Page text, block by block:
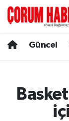
Güncel
Spor
Resmi
Hava
Çorum
Trafik